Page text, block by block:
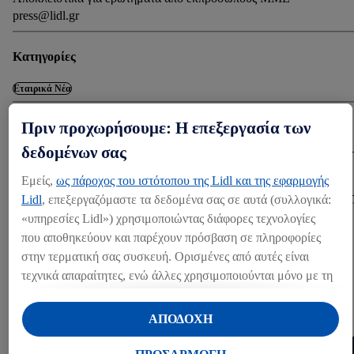
press@lidl.gr
Κατηγορίες
Εταιρικά Νέα
Λήψη
ΛΉΨΗ (995.83 KB)
ΆΛΛΑ MEDIA
Press kits (1)
Πριν προχωρήσουμε: Η επεξεργασία των
δεδομένων σας
Εμείς, ως πάροχος του ιστότοπου της Lidl και της εφαρμογής
Lidl, επεξεργαζόμαστε τα δεδομένα σας σε αυτά (συλλογικά:
«υπηρεσίες Lidl») χρησιμοποιώντας διάφορες τεχνολογίες
που αποθηκεύουν και παρέχουν πρόσβαση σε πληροφορίες
στην τερματική σας συσκευή. Ορισμένες από αυτές είναι
τεχνικά απαραίτητες, ενώ άλλες χρησιμοποιούνται μόνο με τη
δημιουργία στατιστικών στοιχείων ή για εξατομικευμένη
διαφήμιση εντός και εκτός των υπηρεσιών Lidl. Εάν
συμμετέχετε στο πρόγραμμα Lidl Plus, δεδομένα που
ΑΠΟΔΟΧΗ